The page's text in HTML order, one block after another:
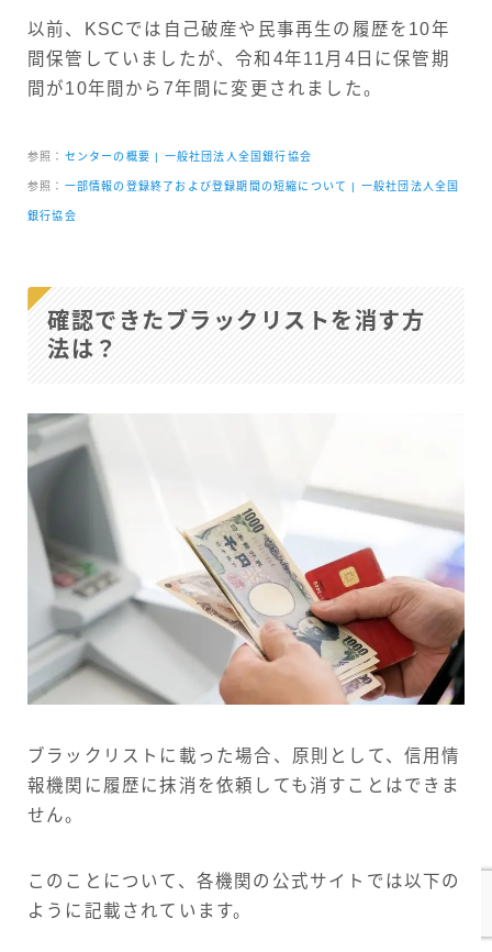
以前、KSCでは自己破産や民事再生の履歴を10年
間保管していましたが、令和4年11月4日に保管期
間が10年間から7年間に変更されました。
参照： センターの概要 | 一般社団法人全国銀行協会
参照： 一部情報の登録終了および登録期間の短縮について | 一般社団法人全国
銀行協会
確認できたブラックリストを消す方
法は？
ブラックリストに載った場合、原則として、信用情
報機関に履歴に抹消を依頼しても消すことはできま
せん。
このことについて、各機関の公式サイトでは以下の
ように記載されています。